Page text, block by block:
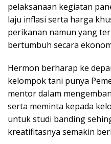
pelaksanaan kegiatan
laju inflasi serta harga
perikanan namun yang
bertumbuh secara
Hermon berharap ke
kelompok tani punya
mentor dalam
serta meminta kepada
untuk studi banding
kreatifitasnya semakin